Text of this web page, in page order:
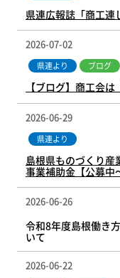
県連広報誌「商工連
2026-07-02
県連より ブログ
【ブログ】商工会
2026-06-29
県連より
島根県ものづくり産
事業補助金【公募中
2026-06-26
令和8年度島根働き
いて
2026-06-22